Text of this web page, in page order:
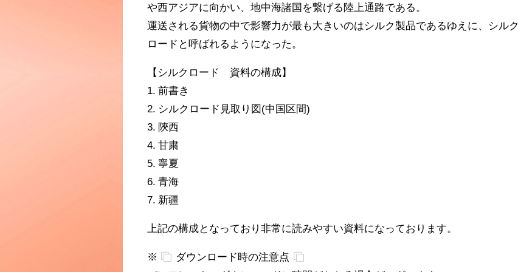
や西アジアに向かい、地中海諸国を繋げる陸上通路である。
運送される貨物の中で影響力が最も大きいのはシルク製品であるゆえに、シルク
ロードと呼ばれるようになった。
【シルクロード 資料の構成】
1. 前書き
2. シルクロード見取り図(中国区間)
3. 陝西
4. 甘粛
5. 寧夏
6. 青海
7. 新疆
上記の構成となっており非常に読みやすい資料になっております。
※
ダウンロード時の注意点